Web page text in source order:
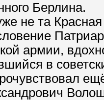
Берлина.
не та
армии,
в